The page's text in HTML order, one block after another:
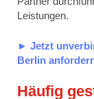
Leistungen.
► Jetzt
Berlin
Häufig